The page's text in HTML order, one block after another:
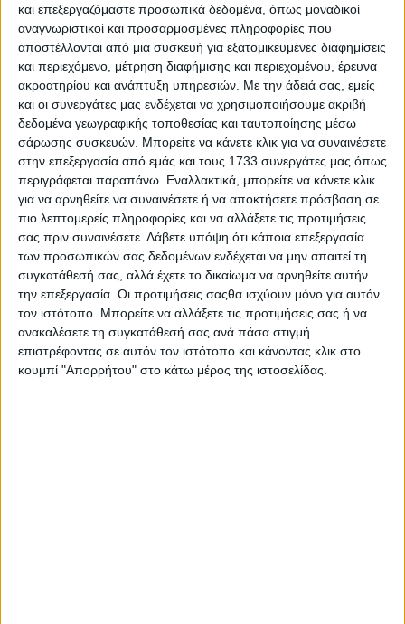
και επεξεργαζόμαστε προσωπικά δεδομένα, όπως μοναδικοί
αναγνωριστικοί και προσαρμοσμένες πληροφορίες που
αποστέλλονται από μια συσκευή για εξατομικευμένες διαφημίσεις
και περιεχόμενο, μέτρηση διαφήμισης και περιεχομένου, έρευνα
ακροατηρίου και ανάπτυξη υπηρεσιών. Με την άδειά σας, εμείς
και οι συνεργάτες μας ενδέχεται να χρησιμοποιήσουμε ακριβή
δεδομένα γεωγραφικής τοποθεσίας και ταυτοποίησης μέσω
σάρωσης συσκευών. Μπορείτε να κάνετε κλικ για να συναινέσετε
στην επεξεργασία από εμάς και τους 1733 συνεργάτες μας όπως
περιγράφεται παραπάνω. Εναλλακτικά, μπορείτε να κάνετε κλικ
για να αρνηθείτε να συναινέσετε ή να αποκτήσετε πρόσβαση σε
πιο λεπτομερείς πληροφορίες και να αλλάξετε τις προτιμήσεις
σας πριν συναινέσετε. Λάβετε υπόψη ότι κάποια επεξεργασία
των προσωπικών σας δεδομένων ενδέχεται να μην απαιτεί τη
συγκατάθεσή σας, αλλά έχετε το δικαίωμα να αρνηθείτε αυτήν
την επεξεργασία. Οι προτιμήσεις σαςθα ισχύουν μόνο για αυτόν
τον ιστότοπο. Μπορείτε να αλλάξετε τις προτιμήσεις σας ή να
ανακαλέσετε τη συγκατάθεσή σας ανά πάσα στιγμή
επιστρέφοντας σε αυτόν τον ιστότοπο και κάνοντας κλικ στο
κουμπί "Απορρήτου" στο κάτω μέρος της ιστοσελίδας.
Αραβικά Εμιράτα.
Οι ΗΠΑ παρουσίασαν προχθές Τετάρτη σε χώρες-εταίρους
τους σχέδιο απόφασης του Συμβουλίου Ασφαλείαςτου
ΟΗΕ προορισμένο να υποστηρίξει το ειρηνευτικό σχέδιο
του Ντόναλντ Τραμπ για τη Λωρίδα της Γάζας,
συμπεριλαμβανομένης της ανάπτυξης διεθνούς δύναμης,
ανακοίνωσε η αμερικανική μόνιμη αντιπροσωπεία στο
διεθνή οργανισμό.
Ο Αμερικανός πρεσβευτής Μάικ Γουόλτς συναντήθηκε με
αντιπροσώπους των δέκα εκλεγμένων μελών του ΣΑ και
περιφερειακών εταίρων (Αίγυπτος, Κατάρ, ΗΑΕ, Σαουδική
Αραβία, Τουρκία), διευκρίνισε εκπρόσωπος της
αντιπροσωπείας σε ανακοίνωσή της, προσθέτοντας πως
αυτό δείχνει την «υποστήριξη της περιφέρειας» στο
σχέδιο.
Σύμφωνα με διπλωματικές πηγές, αρκετές χώρες έχουν
εκφράσει τηβούλησή τους να συμμετάσχουν στη ΔΔΣ,
ιδίως η Ινδονησία, όμως επιμένουν πωςπρέπει να
υπάρξει εντολή του Συμβουλίου Ασφαλείαςγια να